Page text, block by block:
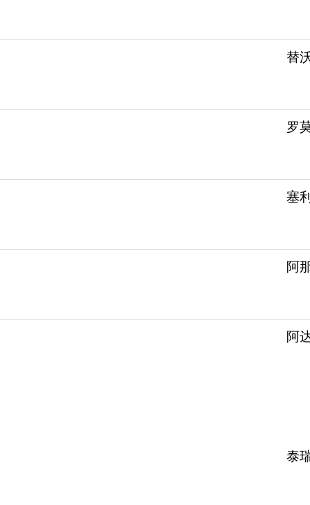
替
罗
塞
阿
阿
泰